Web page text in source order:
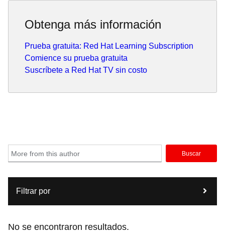
Obtenga más información
Prueba gratuita: Red Hat Learning Subscription
Comience su prueba gratuita
Suscríbete a Red Hat TV sin costo
Buscar
Filtrar por
No se encontraron resultados.